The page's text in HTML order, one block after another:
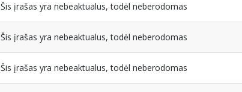
Šis įrašas yra nebeaktualus, todėl neberodomas
Šis įrašas yra nebeaktualus, todėl neberodomas
Šis įrašas yra nebeaktualus, todėl neberodomas